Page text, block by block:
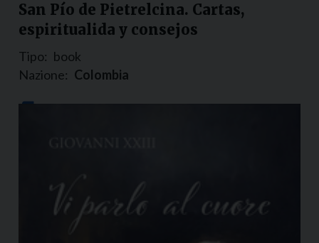
San Pío de Pietrelcina. Cartas,
espiritualida y consejos
Tipo: book
Nazione: Colombia